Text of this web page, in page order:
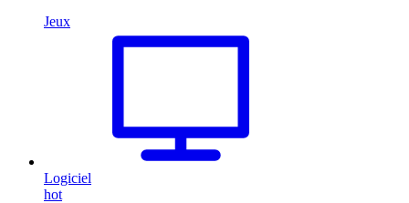
Jeux
Logiciel
hot